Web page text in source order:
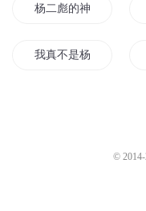
杨二彪的神梦
我真不是杨戬啊
© 2014-